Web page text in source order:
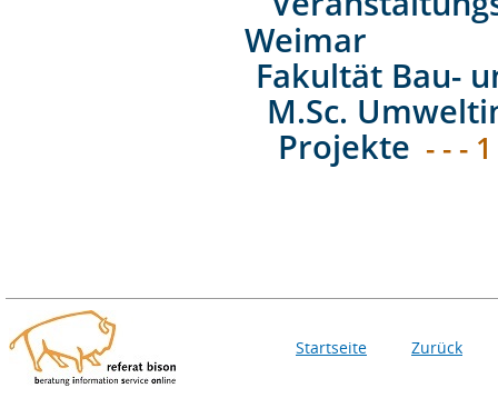
Weimar
Fakultät Bau-
M.Sc.
Projekte - - - 1
Startseite Zurück